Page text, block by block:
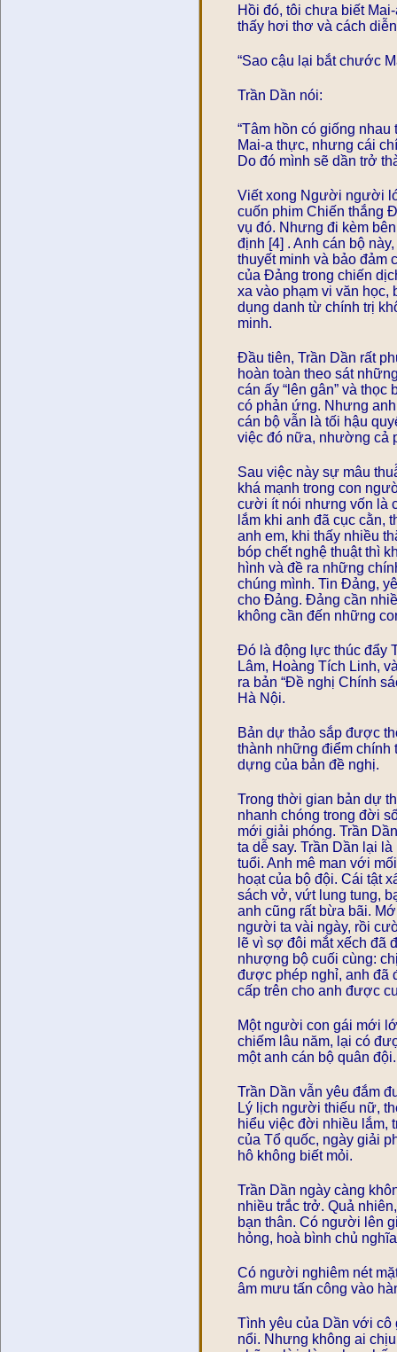
Hồi đó, tôi chưa biết
thấy hơi thơ và cách
“Sao cậu lại bắt chước
Trần Dần nói:
“Tâm hồn có giống
Mai-a thực, nhưng cái
Do đó mình sẽ dần trở
Viết xong Người người
cuốn phim Chiến thắng
vụ đó. Nhưng đi kèm
định [4] . Anh cán bộ
thuyết minh và bảo đảm
của Đảng trong chiến
xa vào phạm vi văn học,
dụng danh từ chính trị
minh.
Đầu tiên, Trần Dần rất
hoàn toàn theo sát
cán ấy “lên gân” và
có phản ứng. Nhưng
cán bộ vẫn là tối hậu
việc đó nữa, nhường cả
Sau việc này sự mâu
khá mạnh trong con
cười ít nói nhưng vốn là
lắm khi anh đã cục cằn,
anh em, khi thấy nhiều
bóp chết nghệ thuật thì
hình và đề ra những
chúng mình. Tin Đảng,
cho Đảng. Đảng cần
không cần đến những
Đó là động lực thúc đẩy
Lâm, Hoàng Tích Linh,
ra bản “Đề nghị Chính
Hà Nội.
Bản dự thảo sắp được
thành những điểm chính
dựng của bản đề nghị.
Trong thời gian bản dự
nhanh chóng trong đời
mới giải phóng. Trần
ta dễ say. Trần Dần lại
tuổi. Anh mê man với
hoạt của bộ đội. Cái tật
sách vở, vứt lung tung,
anh cũng rất bừa bãi.
người ta vài ngày, rồi
lẽ vì sợ đôi mắt xếch đã
nhượng bộ cuối cùng:
được phép nghỉ, anh đã
cấp trên cho anh được
Một người con gái mới
chiếm lâu năm, lại có
một anh cán bộ quân
Trần Dần vẫn yêu đắm
Lý lịch người thiếu nữ,
hiểu việc đời nhiều lắm,
của Tổ quốc, ngày giải
hô không biết mỏi.
Trần Dần ngày càng
nhiều trắc trở. Quả
bạn thân. Có người lên
hỏng, hoà bình chủ
Có người nghiêm nét
âm mưu tấn công vào
Tình yêu của Dần với cô
nổi. Nhưng không ai